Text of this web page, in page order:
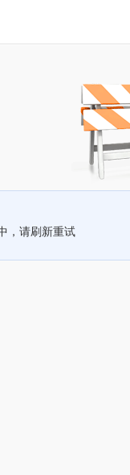
，请刷新重试